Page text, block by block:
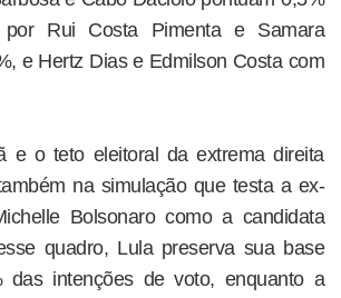
por Rui Costa Pimenta e Samara
e Hertz Dias e Edmilson Costa com
e o teto eleitoral da extrema direita
na simulação que testa a ex-
Bolsonaro como a candidata
quadro, Lula preserva sua base
das intenções de voto, enquanto a